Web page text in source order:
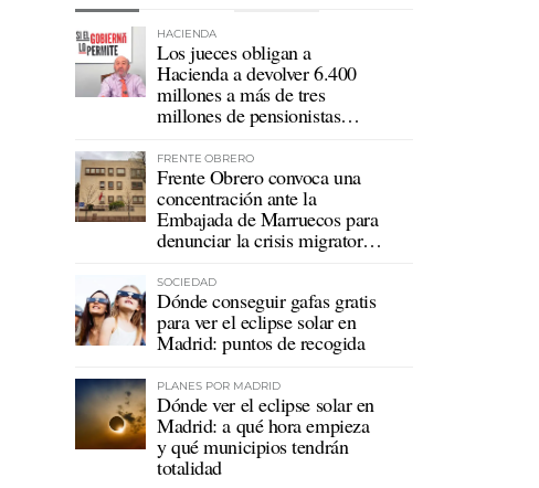
HACIENDA
Los jueces obligan a
Hacienda a devolver 6.400
millones a más de tres
millones de pensionistas
FRENTE OBRERO
Frente Obrero convoca una
concentración ante la
Embajada de Marruecos para
denunciar la crisis migratoria
SOCIEDAD
Dónde conseguir gafas gratis
para ver el eclipse solar en
Madrid: puntos de recogida
PLANES POR MADRID
Dónde ver el eclipse solar en
Madrid: a qué hora empieza
y qué municipios tendrán
totalidad